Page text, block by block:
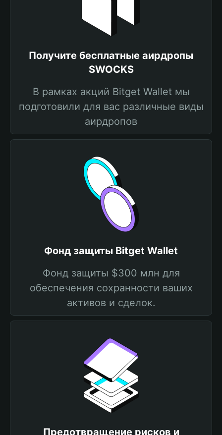
Получите бесплатные аирдропы
SWOCKS
В рамках акций Bitget Wallet мы
подготовили для вас различные виды
аирдропов
Фонд защиты Bitget Wallet
Фонд защиты $300 млн для
обеспечения сохранности ваших
активов и сделок.
Предотвращение рисков и